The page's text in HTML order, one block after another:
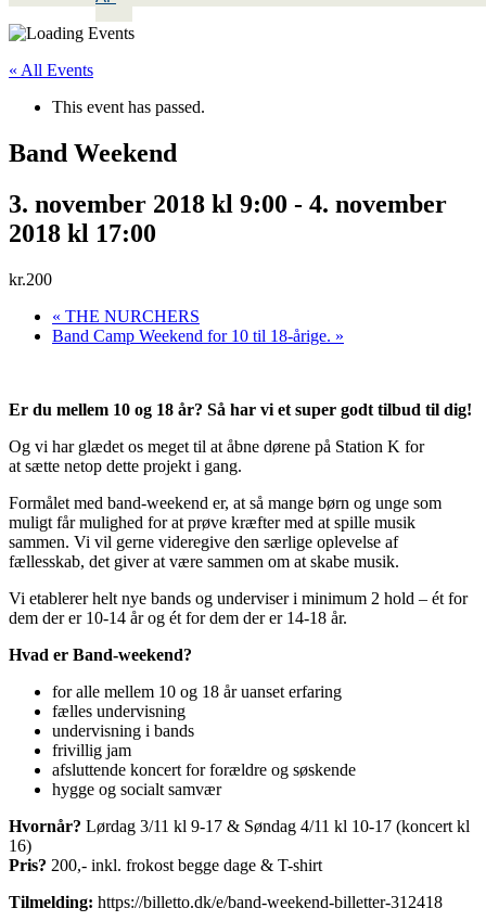
« All Events
This event has passed.
Band Weekend
3. november 2018 kl 9:00 - 4. november
2018 kl 17:00
kr.200
« THE NURCHERS
Band Camp Weekend for 10 til 18-årige. »
Er du mellem 10 og 18 år? Så har vi et super godt tilbud til dig!
Og vi har glædet os meget til at åbne dørene på Station K for
at sætte netop dette projekt i gang.
Formålet med band-weekend er, at så mange børn og unge som
muligt får mulighed for at prøve kræfter med at spille musik
sammen. Vi vil gerne videregive den særlige oplevelse af
fællesskab, det giver at være sammen om at skabe musik.
Vi etablerer helt nye bands og underviser i minimum 2 hold – ét for
dem der er 10-14 år og ét for dem der er 14-18 år.
Hvad er Band-weekend?
for alle mellem 10 og 18 år uanset erfaring
fælles undervisning
undervisning i bands
frivillig jam
afsluttende koncert for forældre og søskende
hygge og socialt samvær
Hvornår? Lørdag 3/11 kl 9-17 & Søndag 4/11 kl 10-17 (koncert kl
16)
Pris? 200,- inkl. frokost begge dage & T-shirt
Tilmelding: https://billetto.dk/e/band-weekend-billetter-312418